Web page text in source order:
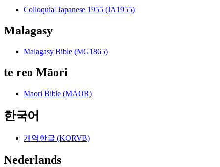
Colloquial Japanese 1955 (JA1955)
Malagasy
Malagasy Bible (MG1865)
te reo Māori
Maori Bible (MAOR)
한국어
개역한글 (KORVB)
Nederlands